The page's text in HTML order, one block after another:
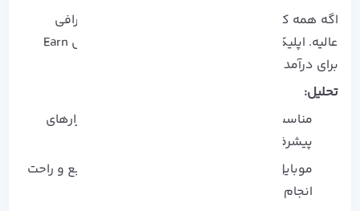
اگه همه کارهات رو با موبایل انجام میدی،
این صرافی
عالیه. اپلیکیشن خوب، کارت ویزا کریپتو و سرویس Earn
برای درآمد غیرفعال داره.
تحلیل:
مناسب تازه‌ کارها و معامله‌ گران فعال، اما ابزارهای
پیشرفته ممکنه اول کمی گیج‌ کننده باشه.
موبایل‌ پسند بودن باعث میشه معاملات سریع و راحت
انجام بشه.